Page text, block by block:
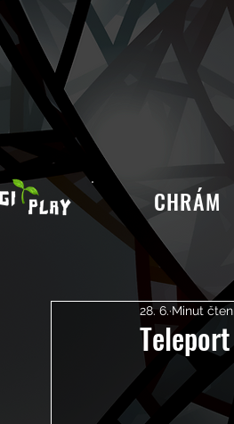
CHRÁM
28. 6.Minut